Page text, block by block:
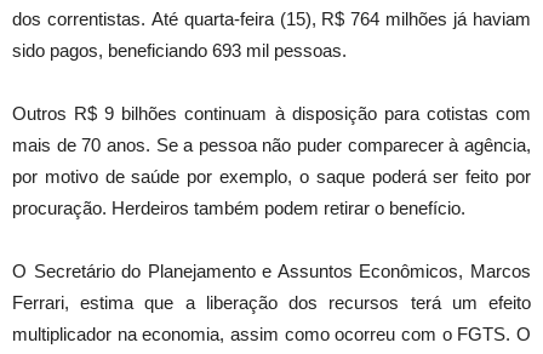
dos correntistas. Até quarta-feira (15), R$ 764 milhões já haviam
sido pagos, beneficiando 693 mil pessoas.
Outros R$ 9 bilhões continuam à disposição para cotistas com
mais de 70 anos. Se a pessoa não puder comparecer à agência,
por motivo de saúde por exemplo, o saque poderá ser feito por
procuração. Herdeiros também podem retirar o benefício.
O Secretário do Planejamento e Assuntos Econômicos, Marcos
Ferrari, estima que a liberação dos recursos terá um efeito
multiplicador na economia, assim como ocorreu com o FGTS. O